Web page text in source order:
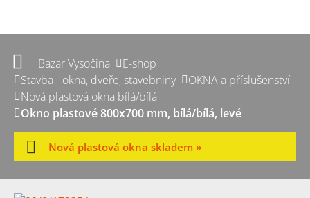
Bazar Vysočina
E-shop
Stavba - okna, dveře, stavebniny
OKNA a příslušenství
Nová plastová okna bílá/bílá
Okno plastové 800x700 mm, bílá/bílá, levé
Nová plastová okna skladem »